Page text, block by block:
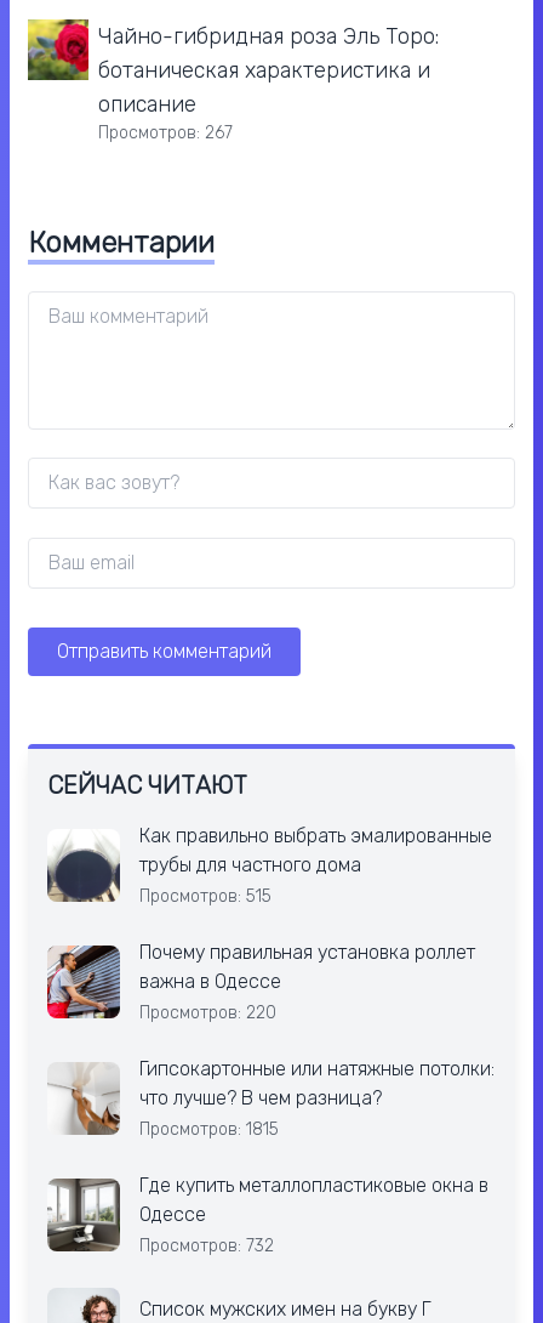
Чайно-гибридная роза Эль Торо:
ботаническая характеристика и
описание
Просмотров: 267
Комментарии
СЕЙЧАС ЧИТАЮТ
Как правильно выбрать эмалированные
трубы для частного дома
Просмотров: 515
Почему правильная установка роллет
важна в Одессе
Просмотров: 220
Гипсокартонные или натяжные потолки:
что лучше? В чем разница?
Просмотров: 1815
Где купить металлопластиковые окна в
Одессе
Просмотров: 732
Список мужских имен на букву Г